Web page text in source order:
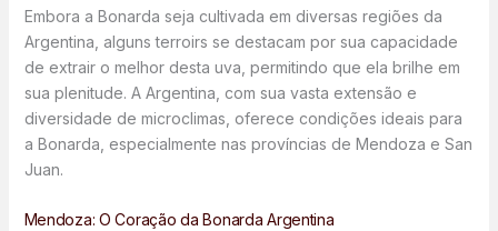
Embora a Bonarda seja cultivada em diversas regiões da
Argentina, alguns terroirs se destacam por sua capacidade
de extrair o melhor desta uva, permitindo que ela brilhe em
sua plenitude. A Argentina, com sua vasta extensão e
diversidade de microclimas, oferece condições ideais para
a Bonarda, especialmente nas províncias de Mendoza e San
Juan.
Mendoza: O Coração da Bonarda Argentina